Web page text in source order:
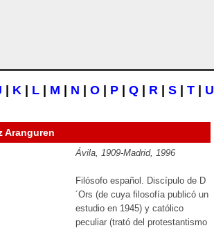
K L M N O P Q R S T U
Aranguren
Ávila, 1909-Madrid, 1996
Filósofo español. Discípulo de D
´Ors (de cuya filosofía publicó un
estudio en 1945) y católico
peculiar (trató del protestantismo